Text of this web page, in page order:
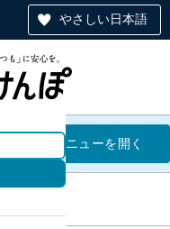
やさしい日本語
宮城支部
メニューを開く